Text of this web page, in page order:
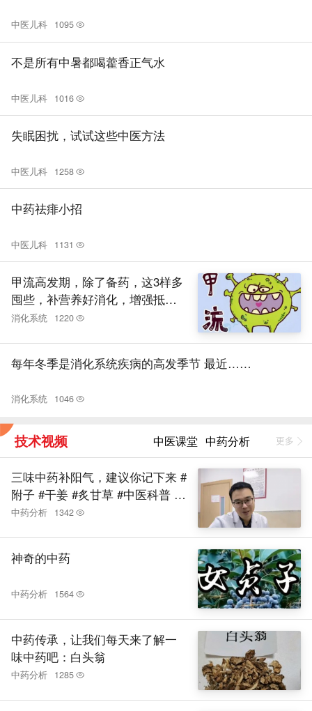
中医儿科 1095
不是所有中暑都喝藿香正气水
中医儿科 1016
失眠困扰，试试这些中医方法
中医儿科 1258
中药祛痱小招
中医儿科 1131
甲流高发期，除了备药，这3样多
囤些，补营养好消化，增强抵抗
力
消化系统 1220
每年冬季是消化系统疾病的高发季节 最近……
消化系统 1046
技术视频 中医课堂 中药分析 更多
三味中药补阳气，建议你记下来 #
附子 #干姜 #炙甘草 #中医科普 #
硬核健康科普行动
中药分析 1342
神奇的中药
中药分析 1564
中药传承，让我们每天来了解一
味中药吧：白头翁
中药分析 1285